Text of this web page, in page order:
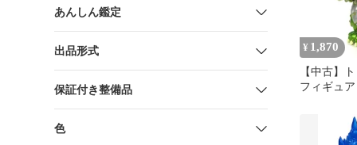
あんしん鑑定
出品形式
保証付き整備品
色
¥ 1,870
【中古】
フィギュア
MOLLY